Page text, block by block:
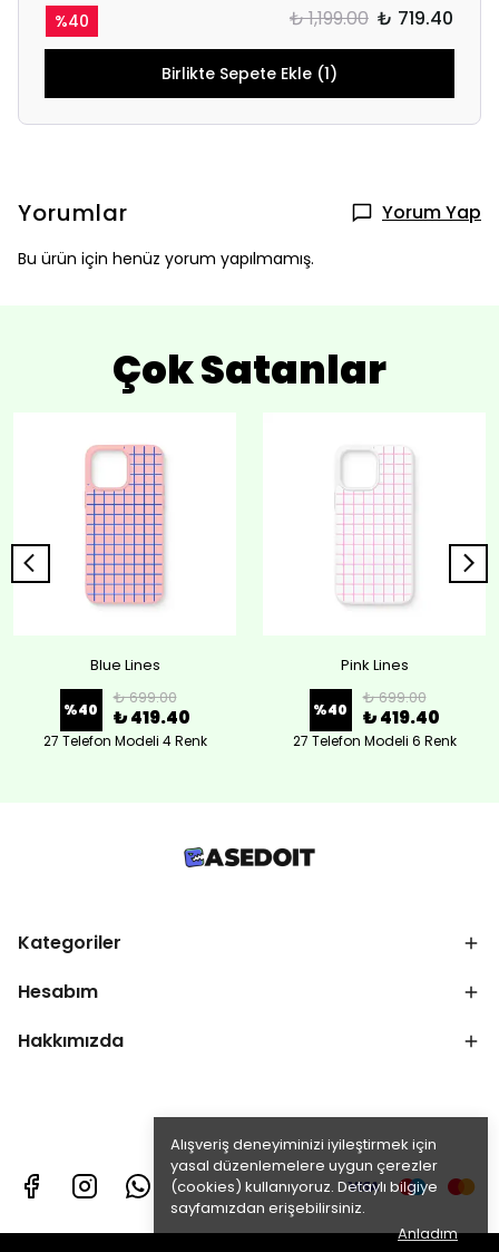
Alışveriş deneyiminizi iyileştirmek için
yasal düzenlemelere uygun çerezler
(cookies) kullanıyoruz. Detaylı bilgiye
sayfamızdan erişebilirsiniz.
Anladım
%40 ₺ 1,199.00 ₺ 719.40
Birlikte Sepete Ekle (1)
Yorumlar Yorum Yap
Bu ürün için henüz yorum yapılmamış.
Çok Satanlar
Blue Lines
%40
₺ 699.00
₺ 419.40
27 Telefon Modeli 4 Renk
Pink Lines
%40
₺ 699.00
₺ 419.40
27 Telefon Modeli 6 Renk
Kategoriler
Hesabım
Hakkımızda